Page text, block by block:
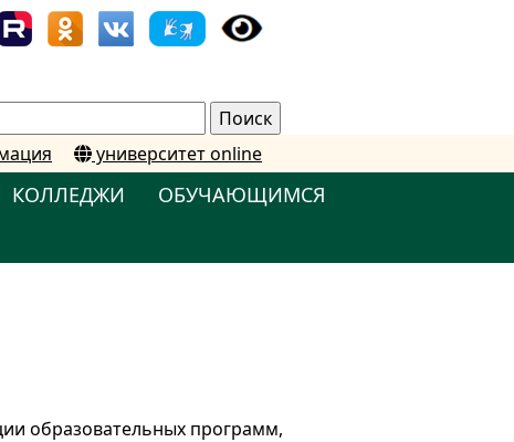
университет online
КОЛЛЕДЖИ
ОБУЧАЮЩИМСЯ
образовательных программ,